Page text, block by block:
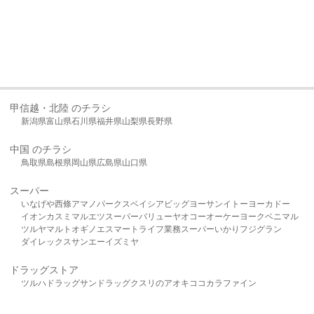
甲信越・北陸 のチラシ
新潟県富山県石川県福井県山梨県長野県
中国 のチラシ
鳥取県島根県岡山県広島県山口県
スーパー
いなげや西條アマノパークスベイシア ビッグヨーサンイトーヨーカドー
イオンカスミ マルエツスーパーバリューヤオコーオーケー ヨークベニマル
ツルヤマルト オギノ エスマート ライフ業務スーパーいかり フジグラン
ダイレックスサンエーイズミヤ
ドラッグストア
ツルハドラッグサンドラッグクスリのアオキ ココカラファイン